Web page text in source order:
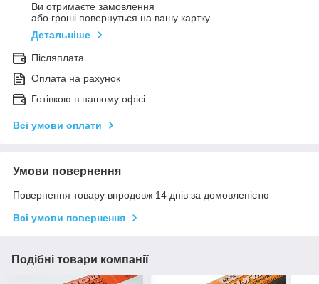
Ви отримаєте замовлення
або гроші повернуться на вашу картку
Детальніше
Післяплата
Оплата на рахунок
Готівкою в нашому офісі
Всі умови оплати
Умови повернення
Повернення товару впродовж 14 днів за домовленістю
Всі умови повернення
Подібні товари компанії